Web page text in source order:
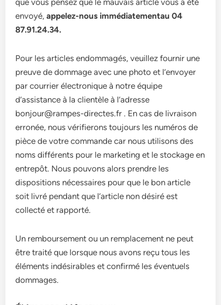
que vous pensez que le mauvais article vous a été
envoyé,appelez-nous immédiatementau 04
87.91.24.34.
Pour les articles endommagés, veuillez fournir une
preuve de dommage avec une photo et l’envoyer
par courrier électronique à notre équipe
d’assistance à la clientèle à l’adresse
bonjour@rampes-directes.fr . En cas de livraison
erronée, nous vérifierons toujours les numéros de
pièce de votre commande car nous utilisons des
noms différents pour le marketing et le stockage en
entrepôt. Nous pouvons alors prendre les
dispositions nécessaires pour que le bon article
soit livré pendant que l’article non désiré est
collecté et rapporté.
Un remboursement ou un remplacement ne peut
être traité que lorsque nous avons reçu tous les
éléments indésirables et confirmé les éventuels
dommages.